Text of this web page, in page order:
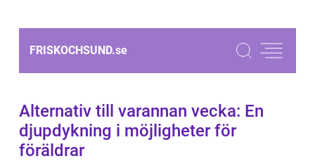
FRISKOCHSUND.se
Alternativ till varannan vecka: En
djupdykning i möjligheter för
föräldrar